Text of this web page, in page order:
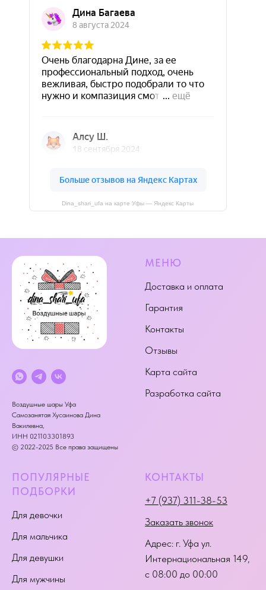
Dina_shari_ufa на карте Уфы — Яндекс Карты
Воздушные шары Уфа
Самозанятая Хусаинова Дина
Вакилевна,
ИНН 021103301893
© 2022-2025 Все права защищены
МЕНЮ
Доставка и оплата
Гарантия
Контакты
Отзывы
Карта сайта
Разработка сайта
ПОПУЛЯРНЫЕ
ПОДБОРКИ
Для девочки
Для мальчика
Для девушки
Для мужчины
КОНТАКТЫ
+7 (937) 311-38-53
Заказать звонок
Адрес: г. Уфа ул.
Интернациональная 149,
с 08:00 до 00:00